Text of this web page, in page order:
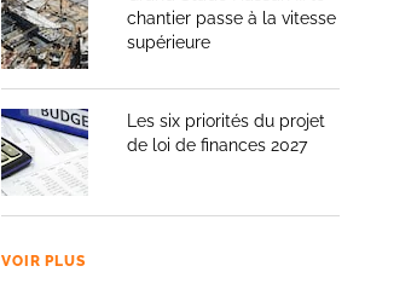
chantier passe à la vitesse
supérieure
Les six priorités du projet
de loi de finances 2027
VOIR PLUS